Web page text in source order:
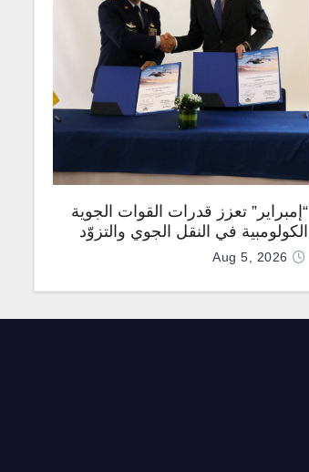
“إمبراير” تعزز قدرات القوات الجوية
الكولومبية في النقل الجوي والتزوّد
بالوقود جوًا من خلال تزويدها بطائرتي
Aug 5, 2026